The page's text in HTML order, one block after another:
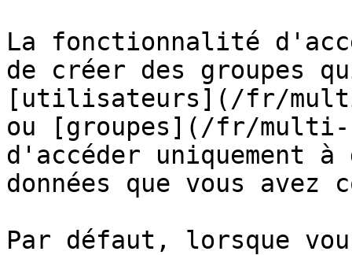
La fonctionnalité
de créer des groupes
[utilisateurs](/fr/multi-
ou [groupes](/fr/multi-
d'accéder uniquement à
données que vous avez
Par défaut, lorsque